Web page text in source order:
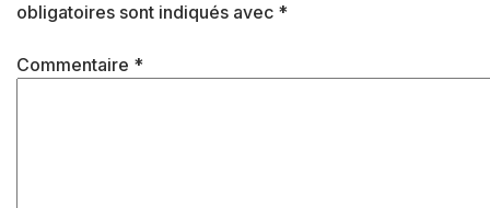
obligatoires sont indiqués avec *
Commentaire *